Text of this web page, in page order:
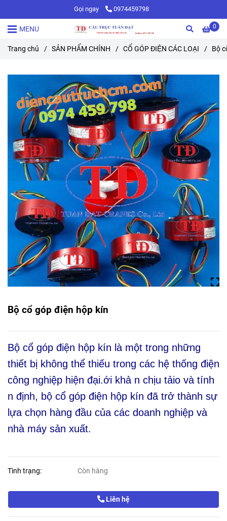
Gọi ngay 0974459798
0
MENU
Trang chủ / SẢN PHẨM CHÍNH / CỔ GÓP ĐIỆN CÁC LOẠI / Bộ
Bộ cổ góp điện hộp kín
Bộ cổ góp điện hộp kín là một trong những
thiết bị không thể thiếu trong các hệ thống điện
công nghiệp hiện đại.ới khả n chịu tảio và tính
n định, bộ cổ góp điện hộp kín đã trở thành sự
lựa chọn hàng đầu của các doanh nghiệp và
nhà máy sản xuất.
Tình trạng: Còn hàng
Liên hệ